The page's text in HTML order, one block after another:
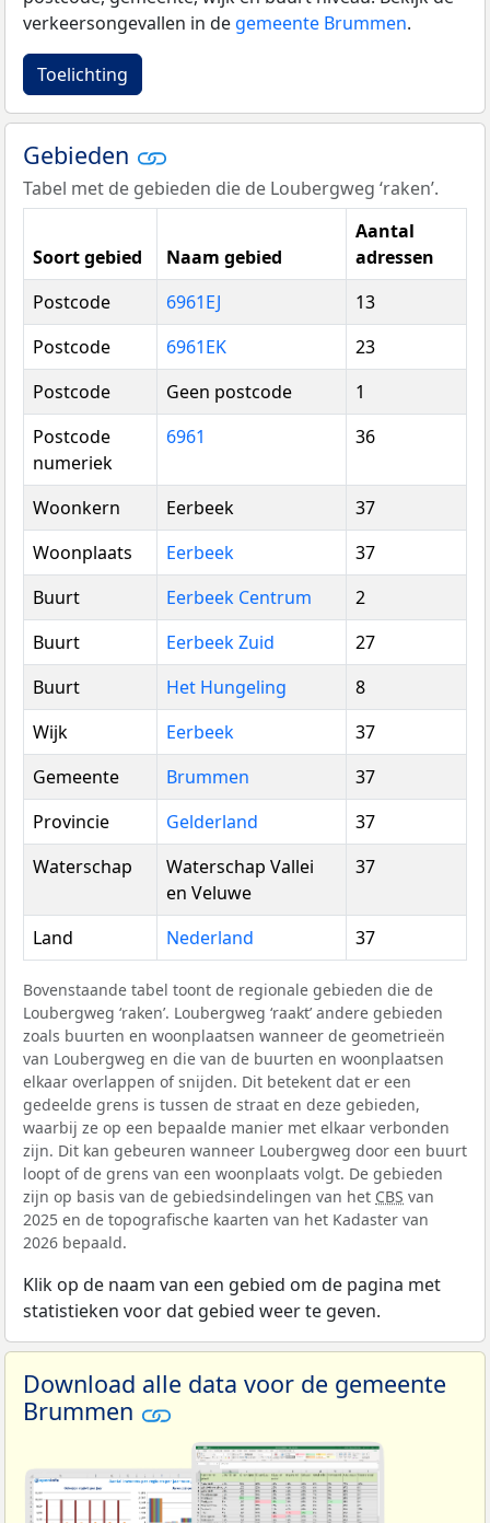
verkeersongevallen in de gemeente Brummen.
Toelichting
Gebieden
Tabel met de gebieden die de Loubergweg ‘raken’.
Soort gebied Naam gebied
Aantal
adressen
Postcode
6961EJ
13
Postcode
6961EK
23
Postcode
Geen postcode
1
Postcode
numeriek
6961 36
Woonkern Eerbeek
37
Woonplaats
Eerbeek
37
Buurt
Eerbeek Centrum
2
Buurt
Eerbeek Zuid
27
Buurt
Het Hungeling
8
Wijk
Eerbeek
37
Gemeente
Brummen
37
Provincie
Gelderland
37
Waterschap
Waterschap Vallei
en Veluwe
37
Land Nederland 37
Bovenstaande tabel toont de regionale gebieden die de
Loubergweg ‘raken’. Loubergweg ‘raakt’ andere gebieden
zoals buurten en woonplaatsen wanneer de geometrieën
van Loubergweg en die van de buurten en woonplaatsen
elkaar overlappen of snijden. Dit betekent dat er een
gedeelde grens is tussen de straat en deze gebieden,
waarbij ze op een bepaalde manier met elkaar verbonden
zijn. Dit kan gebeuren wanneer Loubergweg door een buurt
loopt of de grens van een woonplaats volgt. De gebieden
zijn op basis van de gebiedsindelingen van het CBS van
2025 en de topografische kaarten van het Kadaster van
2026 bepaald.
Klik op de naam van een gebied om de pagina met
statistieken voor dat gebied weer te geven.
Download alle data voor de gemeente
Brummen